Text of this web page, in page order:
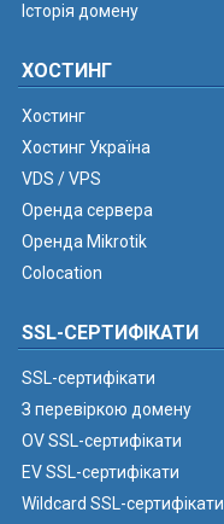
Історія домену
ХОСТИНГ
Хостинг
Хостинг Україна
VDS / VPS
Оренда сервера
Оренда Mikrotik
Colocation
SSL-СЕРТИФІКАТИ
SSL-сертифікати
З перевіркою домену
OV SSL-сертифікати
EV SSL-сертифікати
Wildcard SSL-сертифікати